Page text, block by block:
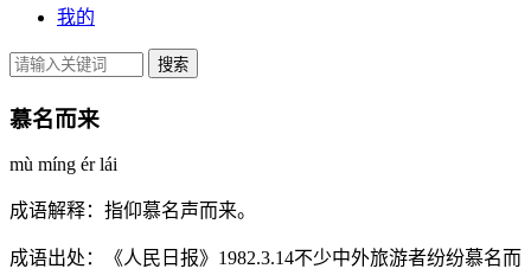
我的
慕名而来
mù míng ér lái
成语解释： 指仰慕名声而来。
成语出处：
《人民日报》1982.3.14不少中外旅游者纷纷慕名而